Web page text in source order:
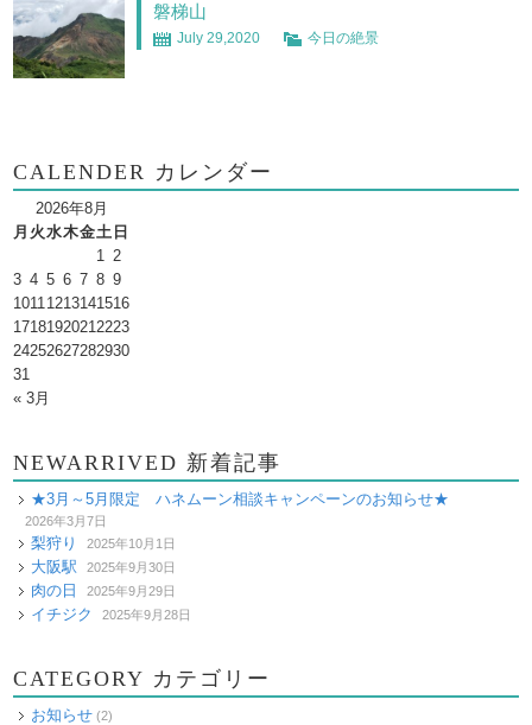
磐梯山
July 29,2020 今日の絶景
CALENDER カレンダー
2026年8月
月 火水木金土 日
1
2
3 4 5 6 7 8 9
1011 1213141516
1718192021 2223
24252627282930
31
« 3月
NEWARRIVED 新着記事
★3月～5月限定 ハネムーン相談キャンペーンのお知らせ★
2026年3月7日
梨狩り 2025年10月1日
大阪駅 2025年9月30日
肉の日 2025年9月29日
イチジク 2025年9月28日
CATEGORY カテゴリー
お知らせ (2)